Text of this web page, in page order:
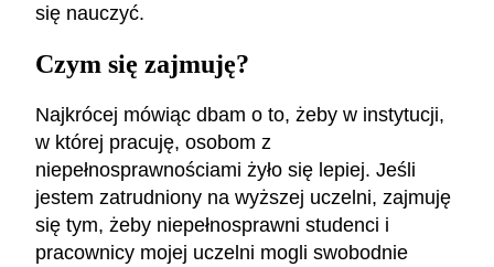
się nauczyć.
Czym się zajmuję?
Najkrócej mówiąc dbam o to, żeby w instytucji,
w której pracuję, osobom z
niepełnosprawnościami żyło się lepiej. Jeśli
jestem zatrudniony na wyższej uczelni, zajmuję
się tym, żeby niepełnosprawni studenci i
pracownicy mojej uczelni mogli swobodnie